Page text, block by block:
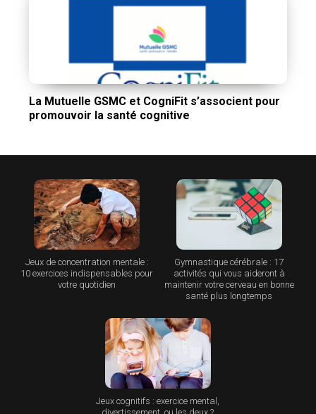
La Mutuelle GSMC et CogniFit s’associent pour
promouvoir la santé cognitive
Jeux de concentration mentale :
10 exercices indispensables pour
votre quotidien
Gymnastique cérébrale : 17
activités qui vous aideront à
maintenir votre cerveau en bonne
santé plus longtemps
Jeux cognitifs : exercice mental,